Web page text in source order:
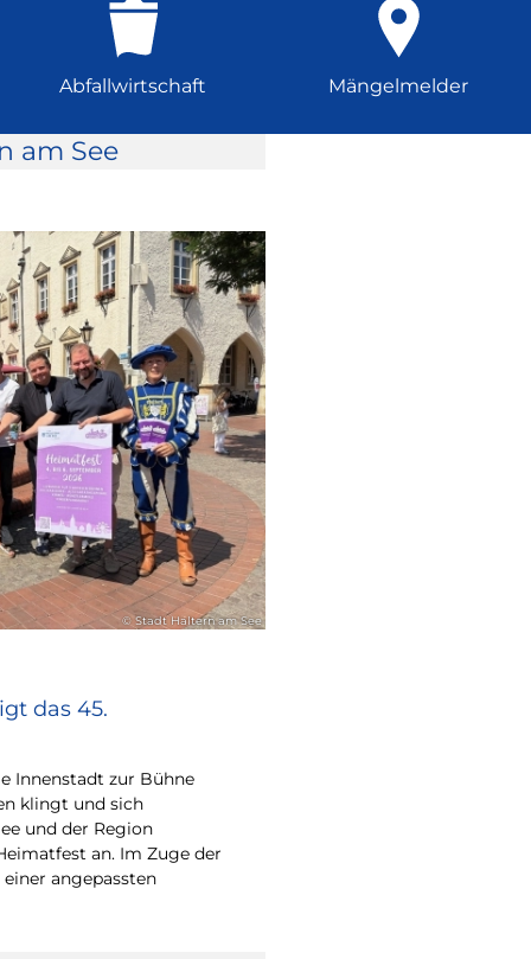
Abfallwirtschaft Mängelmelder
am See
© Stadt Haltern am See
das 45.
Innenstadt zur Bühne
klingt und sich
und der Region
an. Im Zuge der
angepassten